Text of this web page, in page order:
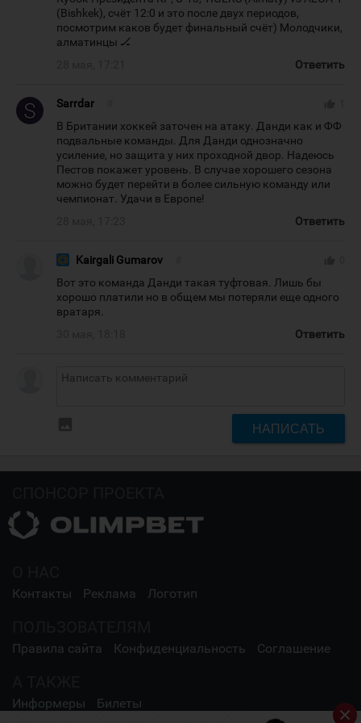
(Bishkek), счёт 12:0 и это после двух периодов,
посмотрим каков будет финальный счёт) Молодчики,
алматинцы 🏒
Ответить
Sarrdar
В Британии хоккей заточен на атаку. Данди как и ФФ
подвальные команды. Для Данди однозначно
усиление, но защита у них проходной двор. Надеюсь
Пестов покажет уровень. В случае хорошего сезона
можно будет перейти в более сильную команду или
чемпионат. Удачи в Европе!
Ответить
Kairgali Gumarov
Вот это команда Данди такая туфтовая. Лишь бы
хорошо платили но в общем мы потеряли еще одного
вратаря.
Ответить
НАПИСАТЬ
Контакты Реклама Логотип
Правила сайта Конфиденциальность Соглашение
Информеры Билеты